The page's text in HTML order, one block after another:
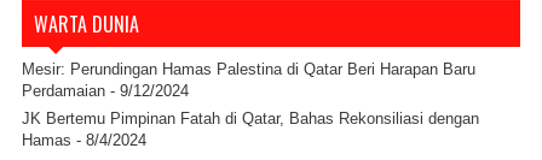
WARTA DUNIA
Mesir: Perundingan Hamas Palestina di Qatar Beri Harapan Baru
Perdamaian - 9/12/2024
JK Bertemu Pimpinan Fatah di Qatar, Bahas Rekonsiliasi dengan
Hamas - 8/4/2024